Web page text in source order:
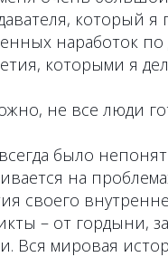
который я
наработок
которыми я
не все люди
было
на
своего
– от гордыни,
Вся мировая